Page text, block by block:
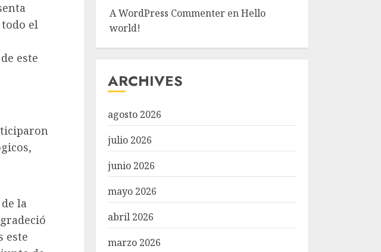
el
este
la
este
A WordPress Commenter enHello
world!
ARCHIVES
agosto 2026
julio 2026
junio 2026
mayo 2026
abril 2026
marzo 2026